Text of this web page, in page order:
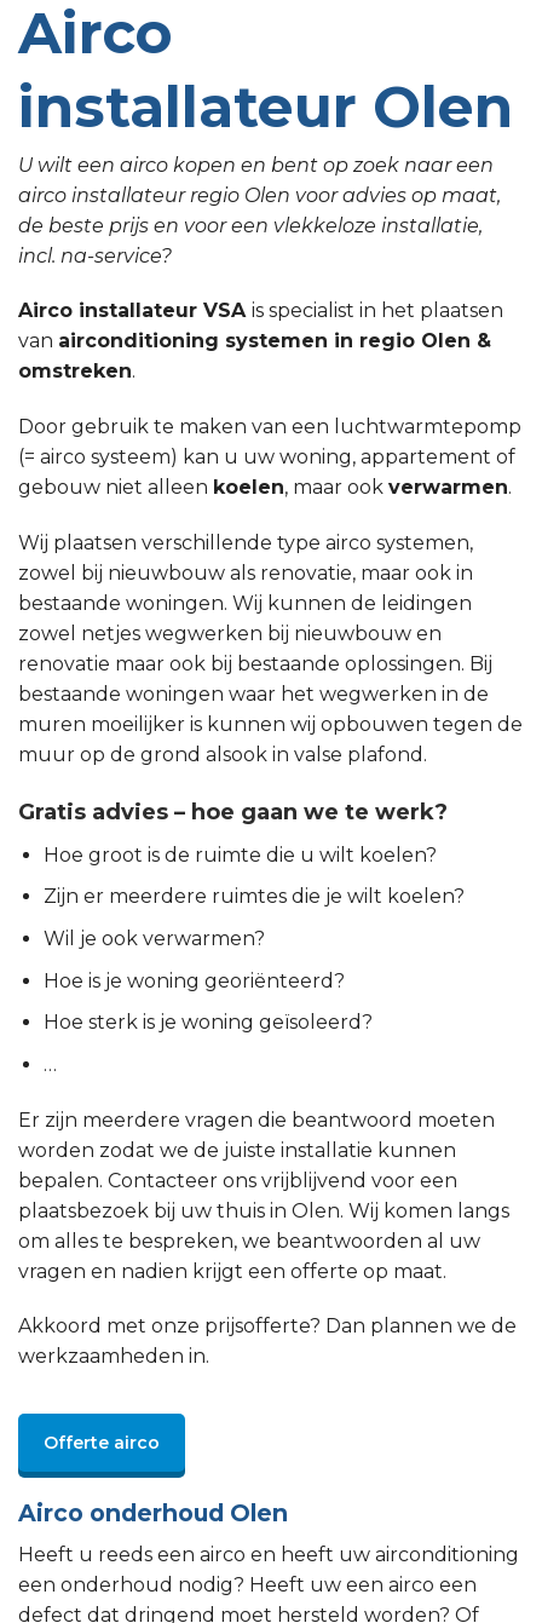
Airco
installateur Olen
U wilt een airco kopen en bent op zoek naar een
airco installateur regio Olen voor advies op maat,
de beste prijs en voor een vlekkeloze installatie,
incl. na-service?
Airco installateur VSA is specialist in het plaatsen
van airconditioning systemen in regio Olen &
omstreken.
Door gebruik te maken van een luchtwarmtepomp
(= airco systeem) kan u uw woning, appartement of
gebouw niet alleen koelen, maar ook verwarmen.
Wij plaatsen verschillende type airco systemen,
zowel bij nieuwbouw als renovatie, maar ook in
bestaande woningen. Wij kunnen de leidingen
zowel netjes wegwerken bij nieuwbouw en
renovatie maar ook bij bestaande oplossingen. Bij
bestaande woningen waar het wegwerken in de
muren moeilijker is kunnen wij opbouwen tegen de
muur op de grond alsook in valse plafond.
Gratis advies – hoe gaan we te werk?
Hoe groot is de ruimte die u wilt koelen?
Zijn er meerdere ruimtes die je wilt koelen?
Wil je ook verwarmen?
Hoe is je woning georiënteerd?
Hoe sterk is je woning geïsoleerd?
…
Er zijn meerdere vragen die beantwoord moeten
worden zodat we de juiste installatie kunnen
bepalen. Contacteer ons vrijblijvend voor een
plaatsbezoek bij uw thuis in Olen. Wij komen langs
om alles te bespreken, we beantwoorden al uw
vragen en nadien krijgt een offerte op maat.
Akkoord met onze prijsofferte? Dan plannen we de
werkzaamheden in.
Offerte airco
Airco onderhoud Olen
Heeft u reeds een airco en heeft uw airconditioning
een onderhoud nodig? Heeft uw een airco een
defect dat dringend moet hersteld worden? Of